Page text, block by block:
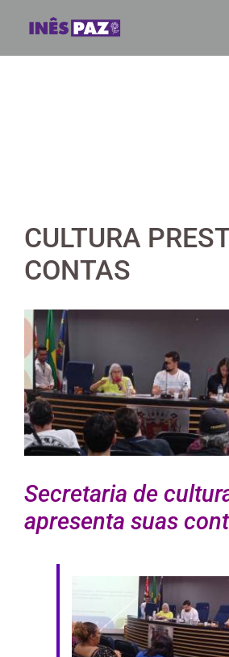
CULTURA
CONTAS
View
Larger
Image
Secretaria de
apresenta suas